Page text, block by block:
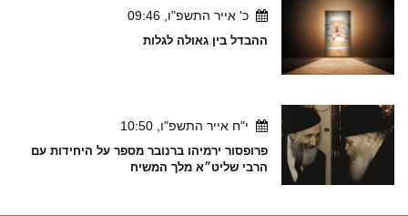
כ' אייר התשפ"ו, 09:46
ההבדל בין גאולה לגלות
י"ח אייר התשפ"ו, 10:50
פרופסור ירמיהו ברנובר מספר על היחידות עם
הרבי שליט״א מלך המשיח